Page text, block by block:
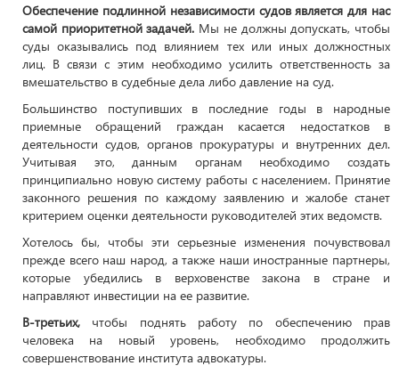
Обеспечение подлинной независимости судов является для нас
самой приоритетной задачей. Мы не должны допускать, чтобы
суды оказывались под влиянием тех или иных должностных
лиц. В связи с этим необходимо усилить ответственность за
вмешательство в судебные дела либо давление на суд.
Большинство поступивших в последние годы в народные
приемные обращений граждан касается недостатков в
деятельности судов, органов прокуратуры и внутренних дел.
Учитывая это, данным органам необходимо создать
принципиально новую систему работы с населением. Принятие
законного решения по каждому заявлению и жалобе станет
критерием оценки деятельности руководителей этих ведомств.
Хотелось бы, чтобы эти серьезные изменения почувствовал
прежде всего наш народ, а также наши иностранные партнеры,
которые убедились в верховенстве закона в стране и
направляют инвестиции на ее развитие.
В-третьих, чтобы поднять работу по обеспечению прав
человека на новый уровень, необходимо продолжить
совершенствование института адвокатуры.